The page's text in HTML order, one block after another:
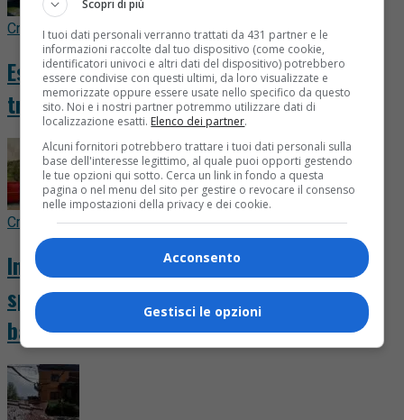
Cronaca20 ore fa
Esce per un’escursione e non torna:
trovato morto all’alba vicino al sentiero
Cronaca22 ore fa
Incendio in alta Valsessera, il fronte si
sposta verso il Cavallero: salvi rifugi e
baite
Scopri di più
I tuoi dati personali verranno trattati da 431 partner e le
informazioni raccolte dal tuo dispositivo (come cookie,
identificatori univoci e altri dati del dispositivo) potrebbero
essere condivise con questi ultimi, da loro visualizzate e
memorizzate oppure essere usate nello specifico da questo
sito. Noi e i nostri partner potremmo utilizzare dati di
localizzazione esatti. Elenco dei partner.
Alcuni fornitori potrebbero trattare i tuoi dati personali sulla
base dell'interesse legittimo, al quale puoi opporti gestendo
le tue opzioni qui sotto. Cerca un link in fondo a questa
pagina o nel menu del sito per gestire o revocare il consenso
nelle impostazioni della privacy e dei cookie.
Acconsento
Gestisci le opzioni